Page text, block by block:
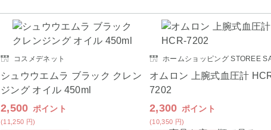
コスメデネット
シュウウエムラ ブラック クレン
ジング オイル 450ml
2,500 ポイント
(11,250 円)
ホームショッピング STOREE
オムロン 上腕式血圧計
7202
2,300 ポイント
(10,350 円)